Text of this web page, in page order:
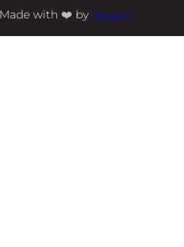
with ❤️ by Itweso